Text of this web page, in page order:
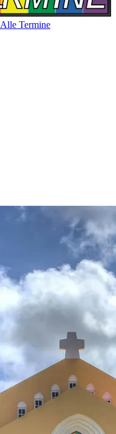
Alle Termine